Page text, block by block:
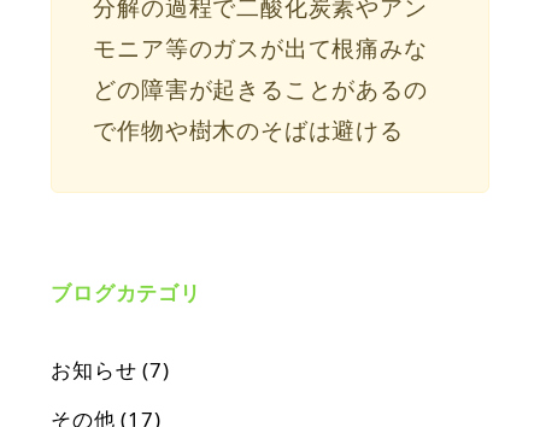
分解の過程で二酸化炭素やアン
モニア等のガスが出て根痛みな
どの障害が起きることがあるの
で作物や樹木のそばは避ける
ブログカテゴリ
お知らせ (7)
その他 (17)